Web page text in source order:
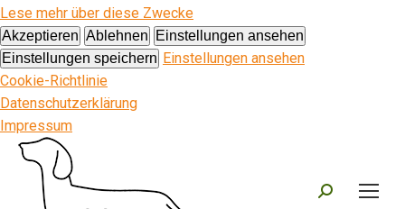
Lese mehr über diese Zwecke
Akzeptieren Ablehnen
Einstellungen ansehen
Einstellungen speichern Einstellungen ansehen
Cookie-Richtlinie
Datenschutzerklärung
Impressum
Search: